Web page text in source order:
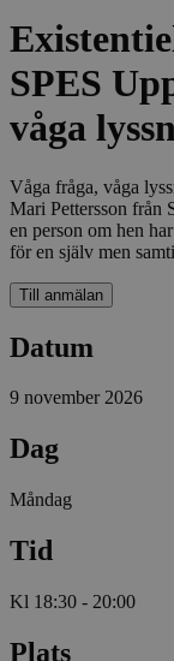
SPES
våga
Våga fråga, våga
Mari Pettersson från
en person om hen
för en själv men
Till anmälan
Datum
9 november 2026
Dag
Måndag
Tid
Kl 18:30 - 20:00
Plats